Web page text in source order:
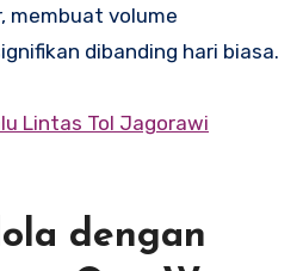
membuat volume
dibanding hari biasa.
Lintas Tol Jagorawi
dengan